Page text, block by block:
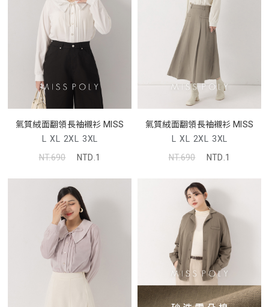
氣質絨面翻領長袖襯衫 MISS
L XL 2XL 3XL
NT.690
NTD.1
氣質絨面翻領長袖襯衫 MISS
L XL 2XL 3XL
NT.690
NTD.1